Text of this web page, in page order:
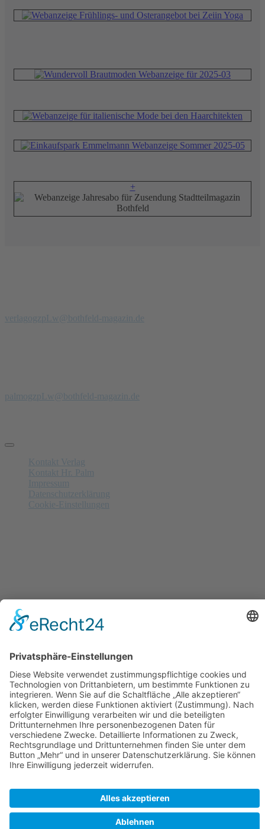
+
verlagogzpLw @bothfeld-magazin.de
palmogzpLw @bothfeld-magazin.de
Kontakt Verlag
Kontakt Hr. Palm
Impressum
Datenschutzerklärung
Cookie-Einstellungen
Mühlenfeld 3e - 30938 Burgwedel
Ausführende Werbeagentur; Webseite, Planung, Konzept, Design, Programmierung
regioprint Werbemedien & Agentur e.K., Inh. Dietmar Nadolny | 38518 Gifhorn
Suchen
Startseite
Aktuelle Zeitung
Archiv Zeitungen
Archiv Beiträge
Stellenangebote
Verteilkarte
Erscheinungstermine
Kontakt
Datenschutzerklärung